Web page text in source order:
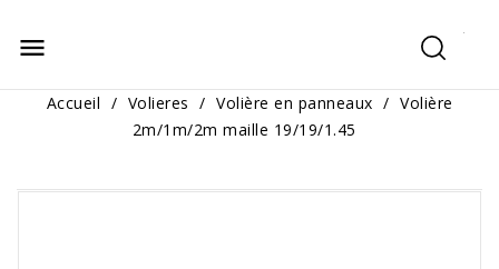
menu
Accueil Volieres Volière en panneaux
Volière
2m/1m/2m maille 19/19/1.45